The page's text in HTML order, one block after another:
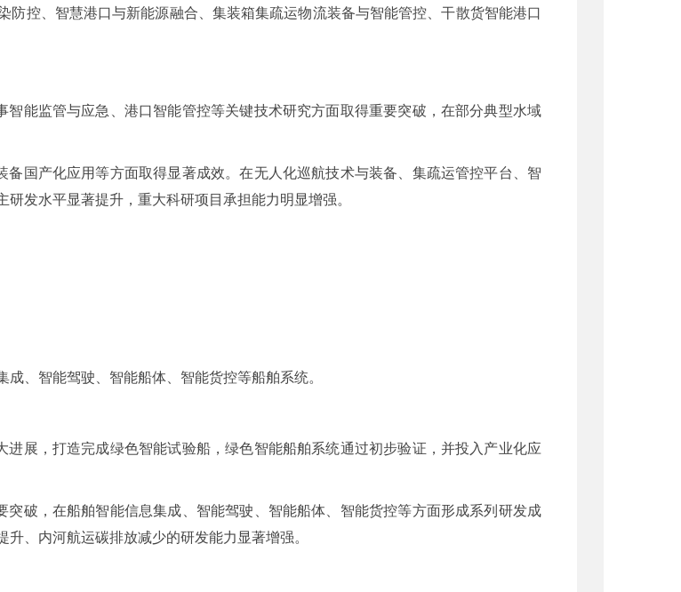
控、智慧港口与新能源融合、集装箱集疏运物流装备与智能管控、干散货智能港口
能监管与应急、港口智能管控等关键技术研究方面取得重要突破，在部分典型水域
国产化应用等方面取得显著成效。在无人化巡航技术与装备、集疏运管控平台、智
发水平显著提升，重大科研项目承担能力明显增强。
、智能驾驶、智能船体、智能货控等船舶系统。
展，打造完成绿色智能试验船，绿色智能船舶系统通过初步验证，并投入产业化应
破，在船舶智能信息集成、智能驾驶、智能船体、智能货控等方面形成系列研发成
、内河航运碳排放减少的研发能力显著增强。